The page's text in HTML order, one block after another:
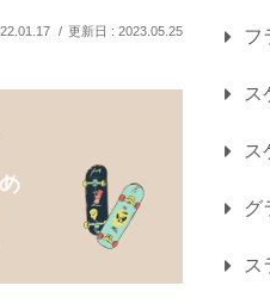
2023.05.25 フ
ス
ス
グ
ス